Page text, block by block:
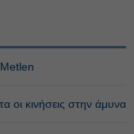
κινήσεις στην άμυνα